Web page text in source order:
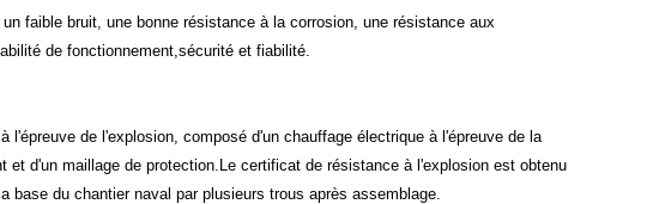
faible bruit, une bonne résistance à la corrosion, une résistance aux
de fonctionnement,sécurité et fiabilité.
de l'explosion, composé d'un chauffage électrique à l'épreuve de la
d'un maillage de protection.Le certificat de résistance à l'explosion est obtenu
base du chantier naval par plusieurs trous après assemblage.